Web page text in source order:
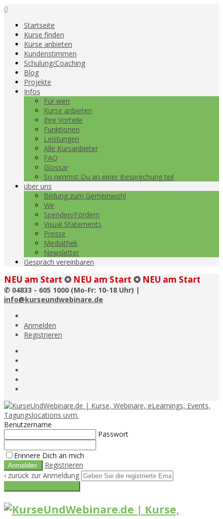
0
Startseite
Kurse finden
Kurse anbieten
Kundenstimmen
Schulung/Coaching
Blog
Projekte
Infos
Für wen
Kurse anbieten
Ihre Vorteile
Funktionen
Leistungen
Alle Kursanbieter
FAQ
Glossar
So nimmst Du an einer Besprechung teil
über uns
Bildung zum Gemeinwohl
Wir
Spenden/Fördern
Visual Statements
Presse
Mediathek
Newsletter
Gespräch vereinbaren
NEU am Start ✪ NEU am Start ✪ NEU am Start
✆ 04833 - 605 1000 (Mo-Fr: 10-18 Uhr) |
info@kurseundwebinare.de
Anmelden
Registrieren
Benutzername
Passwort
Erinnere Dich an mich
Registrieren
‹ zurück zur Anmeldung